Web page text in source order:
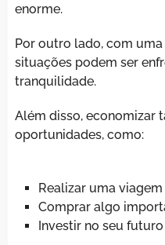
enorme.
Por outro lado, com
situações podem ser
tranquilidade.
Além disso, economizar
oportunidades, como:
Realizar uma
Comprar algo
Investir no seu